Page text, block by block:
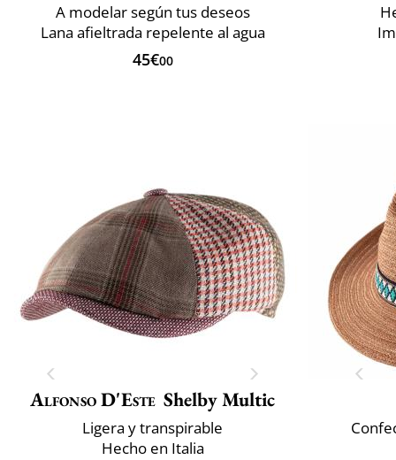
A modelar según tus deseos
Lana afieltrada repelente al agua
45€00
Alfonso D'Este Shelby Multic
Ligera y transpirable
Hecho en Italia